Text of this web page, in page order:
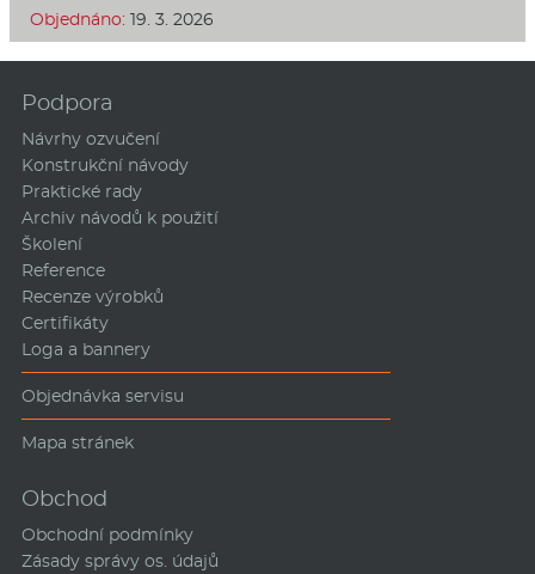
Objednáno: 19. 3. 2026
Podpora
Návrhy ozvučení
Konstrukční návody
Praktické rady
Archiv návodů k použití
Školení
Reference
Recenze výrobků
Certifikáty
Loga a bannery
Objednávka servisu
Mapa stránek
Obchod
Obchodní podmínky
Zásady správy os. údajů